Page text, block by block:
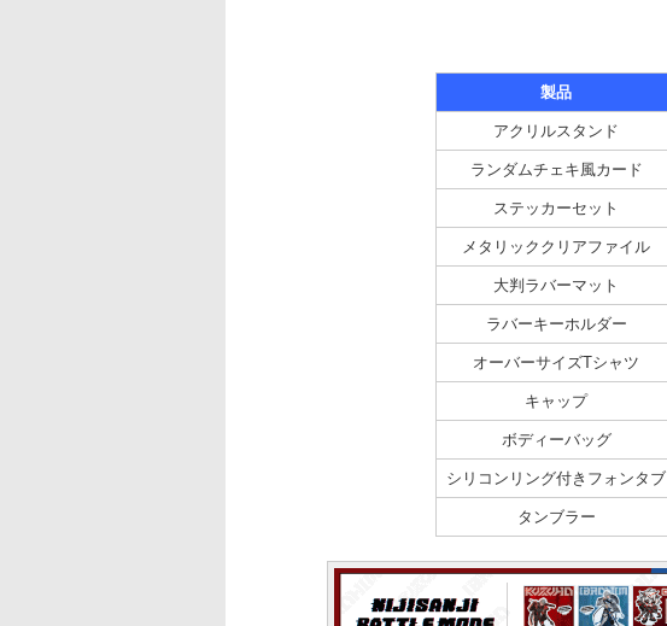
製品
アクリルスタンド
ランダムチェキ風カード
ステッカーセット
メタリッククリアファイル
大判ラバーマット
ラバーキーホルダー
オーバーサイズTシャツ
キャップ
ボディーバッグ
シリコンリング付きフォンタブ
タンブラー